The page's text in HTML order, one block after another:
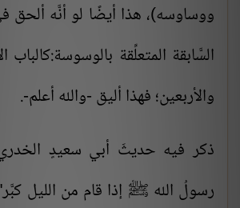
ووساوسه)، هذا أيضًا لو أنَّه ألحق
السَّابقة المتعلِّقة بالوسوسة:كالباب
والأربعين؛ فهذا أليق -والله أعلم-.
ذكر فيه حديثَ أبي سعيدٍ
رسولُ الله ﷺ إذا قام من الليل